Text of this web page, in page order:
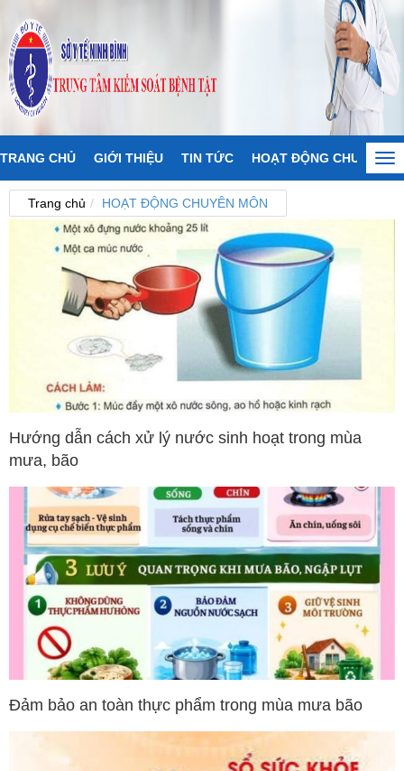
TRANG CHỦ GIỚI THIỆU TIN TỨC HOẠT ĐỘNG CHUYÊN
Trang chủ
HOẠT ĐỘNG CHUYÊN MÔN
Hướng dẫn cách xử lý nước sinh hoạt trong mùa
mưa, bão
Đảm bảo an toàn thực phẩm trong mùa mưa bão